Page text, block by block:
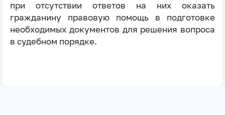
при отсутствии ответов на них оказать
гражданину правовую помощь в подготовке
необходимых документов для решения вопроса
в судебном порядке.